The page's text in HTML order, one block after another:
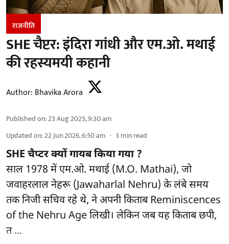
राजनीति
SHE चैप्टर: इंदिरा गांधी और एम.ओ. मथाई
की रहस्यमयी कहानी
Author: Bhavika Arora
Published on:23 Aug 2025, 9:30 am
Updated on:22 Jun 2026, 6:50 am 3 min read
SHE चैप्टर क्यों गायब किया गया ?
साल 1978 में एम.ओ. मथाई (M.O. Mathai), जो
जवाहरलाल नेहरू (Jawaharlal Nehru) के लंबे समय
तक निजी सचिव रहे थे, ने अपनी किताब Reminiscences
of the Nehru Ageलिखी। लेकिन जब यह किताब छपी,
त ...